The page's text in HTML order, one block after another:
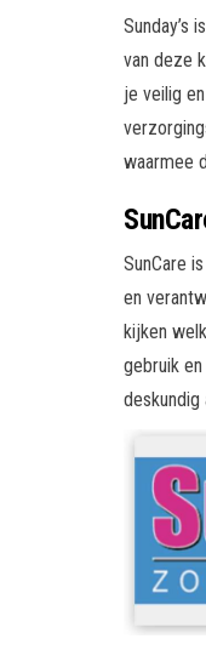
Sunday’s
van deze
je veilig
waarmee
SunCare
en
kijken
gebruik